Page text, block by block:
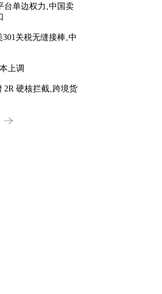
台单边权力‚中国卖
关税无缝接棒‚中
上调
2R 硬核拦截‚跨境货